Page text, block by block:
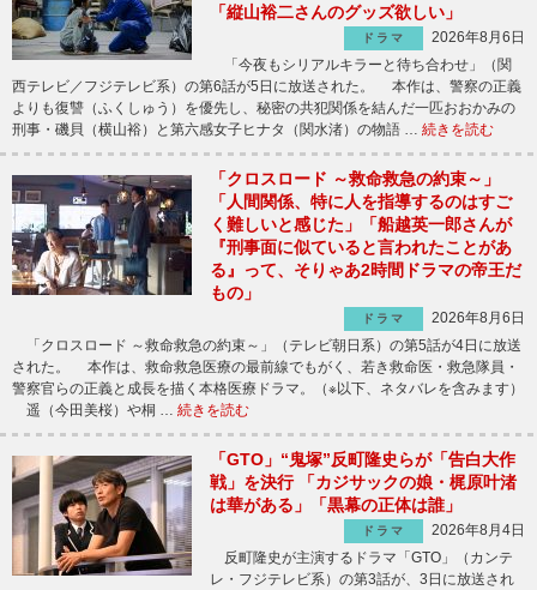
「縦山裕二さんのグッズ欲しい」
ドラマ
2026年8月6日
「今夜もシリアルキラーと待ち合わせ」（関
西テレビ／フジテレビ系）の第6話が5日に放送された。 本作は、警察の正義
よりも復讐（ふくしゅう）を優先し、秘密の共犯関係を結んだ一匹おおかみの
刑事・磯貝（横山裕）と第六感女子ヒナタ（関水渚）の物語 … 続きを読む
「クロスロード ～救命救急の約束～」
「人間関係、特に人を指導するのはすご
く難しいと感じた」「船越英一郎さんが
『刑事面に似ていると言われたことがあ
る』って、そりゃあ2時間ドラマの帝王だ
もの」
ドラマ
2026年8月6日
「クロスロード ～救命救急の約束～」（テレビ朝日系）の第5話が4日に放送
された。 本作は、救命救急医療の最前線でもがく、若き救命医・救急隊員・
警察官らの正義と成長を描く本格医療ドラマ。（※以下、ネタバレを含みます）
遥（今田美桜）や桐 … 続きを読む
「GTO」“鬼塚”反町隆史らが「告白大作
戦」を決行 「カジサックの娘・梶原叶渚
は華がある」「黒幕の正体は誰」
ドラマ
2026年8月4日
反町隆史が主演するドラマ「GTO」（カンテ
レ・フジテレビ系）の第3話が、3日に放送され